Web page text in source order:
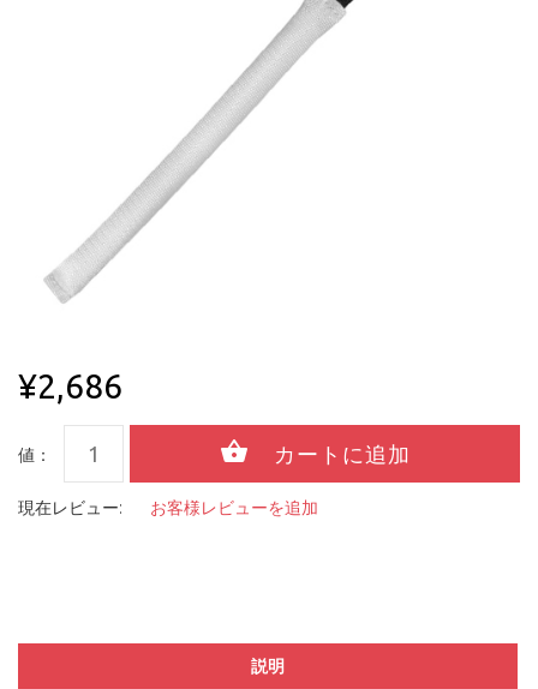
¥2,686
値：
現在レビュー: お客様レビューを追加
説明